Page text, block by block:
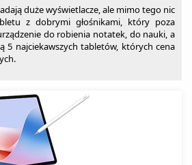
duże wyświetlacze, ale mimo tego nic
z dobrymi głośnikami, który poza
do robienia notatek, do nauki, a
5 najciekawszych tabletów, których cena